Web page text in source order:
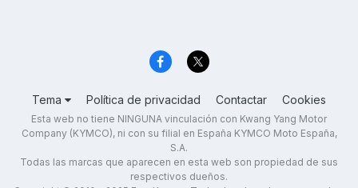
Tema Política de privacidad Contactar Cookies
Esta web no tiene NINGUNA vinculación con Kwang Yang Motor
Company (KYMCO), ni con su filial en España KYMCO Moto España,
S.A.
Todas las marcas que aparecen en esta web son propiedad de sus
respectivos dueños.